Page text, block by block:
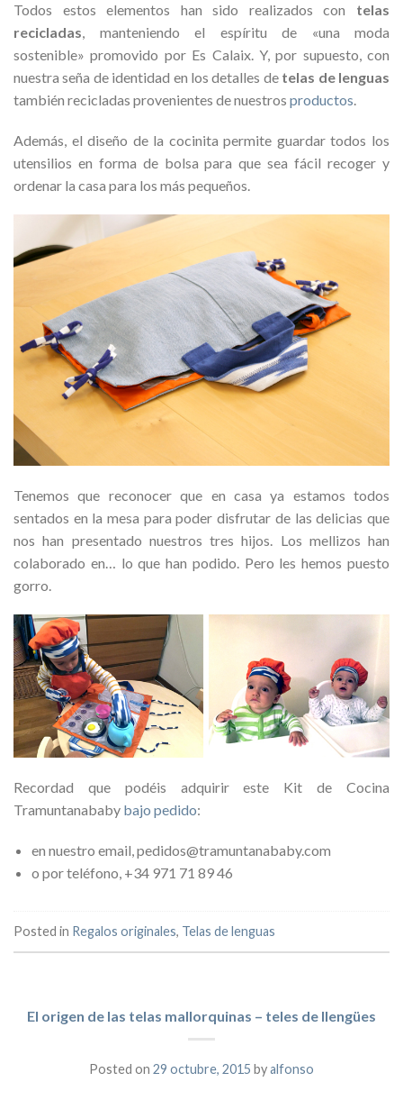
Todos estos elementos han sido realizados con telas
recicladas, manteniendo el espíritu de «una moda
sostenible» promovido por Es Calaix. Y, por supuesto, con
nuestra seña de identidad en los detalles de telas de lenguas
también recicladas provenientes de nuestros productos.
Además, el diseño de la cocinita permite guardar todos los
utensilios en forma de bolsa para que sea fácil recoger y
ordenar la casa para los más pequeños.
Tenemos que reconocer que en casa ya estamos todos
sentados en la mesa para poder disfrutar de las delicias que
nos han presentado nuestros tres hijos. Los mellizos han
colaborado en… lo que han podido. Pero les hemos puesto
gorro.
Recordad que podéis adquirir este Kit de Cocina
Tramuntanababy bajo pedido:
en nuestro email, pedidos@tramuntanababy.com
o por teléfono, +34 971 71 89 46
Posted in Regalos originales, Telas de lenguas
El origen de las telas mallorquinas – teles de llengües
Posted on 29 octubre, 2015 byalfonso